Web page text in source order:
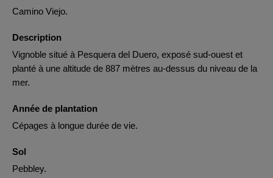
Camino Viejo.
Description
Vignoble situé à Pesquera del Duero, exposé sud-ouest et
planté à une altitude de 887 mètres au-dessus du niveau de la
mer.
Année de plantation
Cépages à longue durée de vie.
Sol
Pebbley.